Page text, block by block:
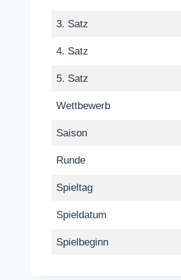
3. Satz
4. Satz
5. Satz
Wettbewerb
Saison
Runde
Spieltag
Spieldatum
Spielbeginn